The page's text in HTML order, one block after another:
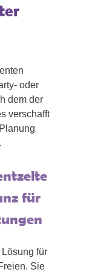
oder
dem der
verschafft
für
für
Sie